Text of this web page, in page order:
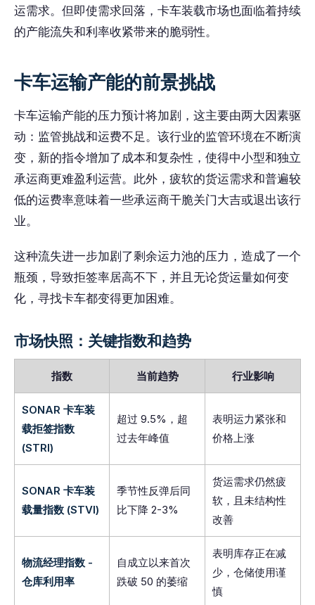
运需求。但即使需求回落，卡车装载市场也面临着持续
的产能流失和利率收紧带来的脆弱性。
卡车运输产能的前景挑战
卡车运输产能的压力预计将加剧，这主要由两大因素驱
动：监管挑战和运费不足。该行业的监管环境在不断演
变，新的指令增加了成本和复杂性，使得中小型和独立
承运商更难盈利运营。此外，疲软的货运需求和普遍较
低的运费率意味着一些承运商干脆关门大吉或退出该行
业。
这种流失进一步加剧了剩余运力池的压力，造成了一个
瓶颈，导致拒签率居高不下，并且无论货运量如何变
化，寻找卡车都变得更加困难。
市场快照：关键指数和趋势
指数 当前趋势 行业影响
SONAR 卡车装
载拒签指数
(STRI)
超过 9.5%，超
过去年峰值
表明运力紧张和
价格上涨
SONAR 卡车装
载量指数 (STVI)
季节性反弹后同
比下降 2-3%
货运需求仍然疲
软，且未结构性
改善
物流经理指数 -
仓库利用率
自成立以来首次
跌破 50 的萎缩
表明库存正在减
少，仓储使用谨
慎